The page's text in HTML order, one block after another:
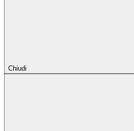
Chiudi